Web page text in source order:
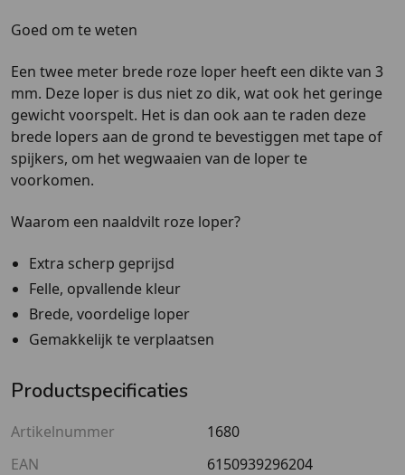
Goed om te weten
Een twee meter brede roze loper heeft een dikte van 3
mm. Deze loper is dus niet zo dik, wat ook het geringe
gewicht voorspelt. Het is dan ook aan te raden deze
brede lopers aan de grond te bevestiggen met tape of
spijkers, om het wegwaaien van de loper te
voorkomen.
Waarom een naaldvilt roze loper?
Extra scherp geprijsd
Felle, opvallende kleur
Brede, voordelige loper
Gemakkelijk te verplaatsen
Productspecificaties
Artikelnummer
1680
EAN
6150939296204